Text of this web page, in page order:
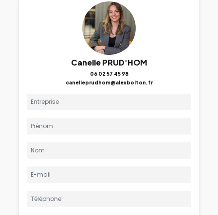
Canelle PRUD'HOM
06 02 57 45 98
canelleprudhom@alexbolton.fr